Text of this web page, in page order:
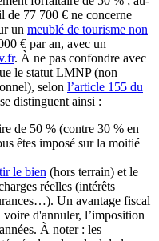
de 77 700 € ne concerne
un meublé de tourisme non
€ par an, avec un
. À ne pas confondre avec
le statut LMNP (non
selon l’article 155 du
distinguent ainsi :
de 50 % (contre 30 % en
êtes imposé sur la moitié
le bien (hors terrain) et le
réelles (intérêts
Un avantage fiscal
d'annuler, l’imposition
À noter : les